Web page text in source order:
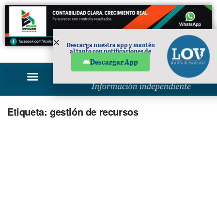
PUBLICIDAD
Etiqueta: gestión de recursos
Descarga nuestra app y mantén
al tanto con notificaciones de
Descargar App